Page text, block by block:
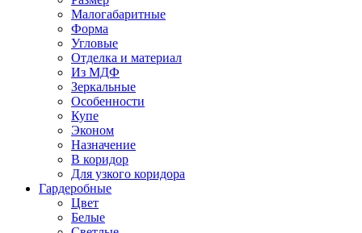
Малогабаритные
Форма
Угловые
Отделка и материал
Из МДФ
Зеркальные
Особенности
Купе
Эконом
Назначение
В коридор
Для узкого коридора
Гардеробные
Цвет
Белые